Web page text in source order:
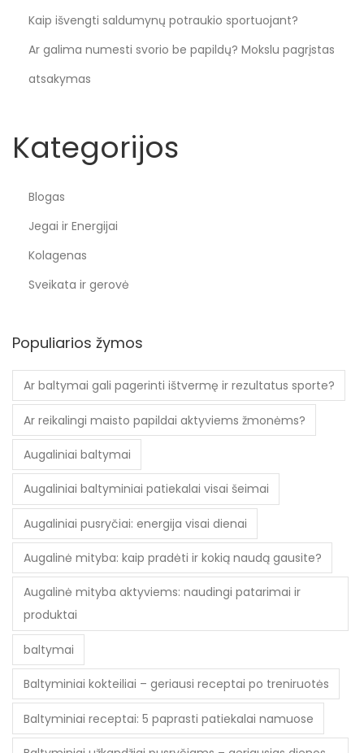
Kaip išvengti saldumynų potraukio sportuojant?
Ar galima numesti svorio be papildų? Mokslu pagrįstas
atsakymas
Kategorijos
Blogas
Jegai ir Energijai
Kolagenas
Sveikata ir gerovė
Populiarios žymos
Ar baltymai gali pagerinti ištvermę ir rezultatus sporte?
Ar reikalingi maisto papildai aktyviems žmonėms?
Augaliniai baltymai
Augaliniai baltyminiai patiekalai visai šeimai
Augaliniai pusryčiai: energija visai dienai
Augalinė mityba: kaip pradėti ir kokią naudą gausite?
Augalinė mityba aktyviems: naudingi patarimai ir
produktai
baltymai
Baltyminiai kokteiliai – geriausi receptai po treniruotės
Baltyminiai receptai: 5 paprasti patiekalai namuose